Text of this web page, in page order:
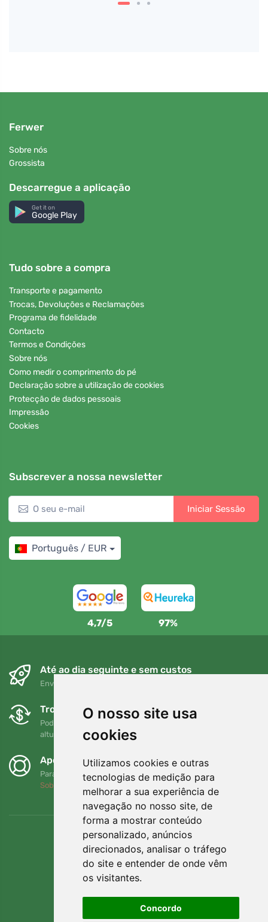
O nosso site usa
cookies
Utilizamos cookies e outras
tecnologias de medição para
melhorar a sua experiência de
navegação no nosso site, de
forma a mostrar conteúdo
personalizado, anúncios
direcionados, analisar o tráfego
do site e entender de onde vêm
os visitantes.
Concordo
Ferwer
Sobre nós
Grossista
Descarregue a aplicação
Get it on
Google Play
Tudo sobre a compra
Transporte e pagamento
Trocas, Devoluções e Reclamações
Programa de fidelidade
Contacto
Termos e Condições
Sobre nós
Como medir o comprimento do pé
Declaração sobre a utilização de cookies
Protecção de dados pessoais
Impressão
Cookies
Subscrever a nossa newsletter
Iniciar Sessão
Português / EUR
4,7/5 97%
Até ao dia seguinte e sem custos
Envio gratuito para encomendas superiores a 80 EUR
Trocas e devoluções gratuitas
Pode devolver ou trocar a sua encomenda em qualquer
altura no prazo de 90 dias
Apoiamos a Trees.org
Para cada encomenda plantamos uma árvore! Leia mais
Sobre nós